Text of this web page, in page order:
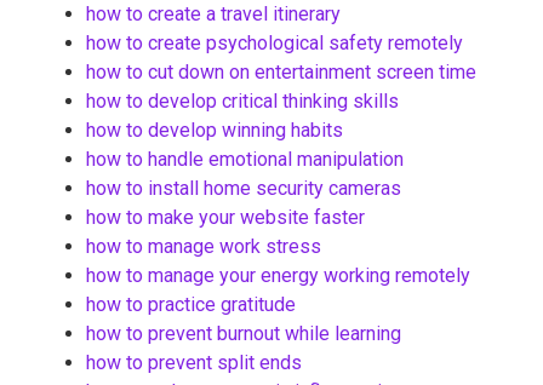
how to create a travel itinerary
how to create psychological safety remotely
how to cut down on entertainment screen time
how to develop critical thinking skills
how to develop winning habits
how to handle emotional manipulation
how to install home security cameras
how to make your website faster
how to manage work stress
how to manage your energy working remotely
how to practice gratitude
how to prevent burnout while learning
how to prevent split ends